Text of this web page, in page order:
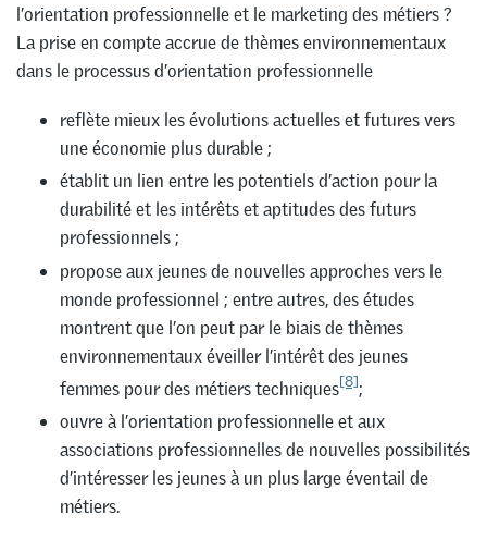
l’orientation professionnelle et le marketing des métiers ?
La prise en compte accrue de thèmes environnementaux
dans le processus d’orientation professionnelle
reflète mieux les évolutions actuelles et futures vers
une économie plus durable ;
établit un lien entre les potentiels d’action pour la
durabilité et les intérêts et aptitudes des futurs
professionnels ;
propose aux jeunes de nouvelles approches vers le
monde professionnel ; entre autres, des études
montrent que l’on peut par le biais de thèmes
environnementaux éveiller l’intérêt des jeunes
femmes pour des métiers techniques[8];
ouvre à l’orientation professionnelle et aux
associations professionnelles de nouvelles possibilités
d’intéresser les jeunes à un plus large éventail de
métiers.